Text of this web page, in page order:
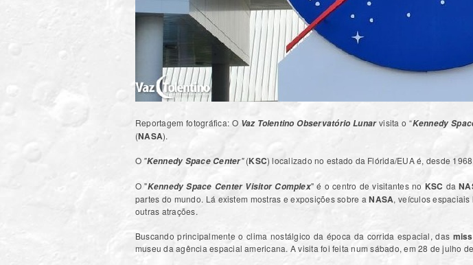
Reportagem fotográfica: O Vaz Tolentino Observatório Lunarvisita o “Kennedy
(NASA).
O "Kennedy Space Center"(KSC) localizado no estado da Flórida/EUA é, desde
O "Kennedy Space Center Visitor Complex" é o centro de visitantes no KSC da
partes do mundo. Lá existem mostras e exposições sobre aNASA, veículos espaciais
outras atrações.
Buscando principalmente o clima nostálgico da época da corrida espacial, das
museu da agência espacial americana. A visita foi feita num sábado, em 28 de julho